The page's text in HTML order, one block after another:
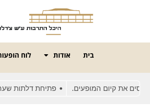
בית אודות לוח
את קיום המופעים. פתיחת דלתות שעה